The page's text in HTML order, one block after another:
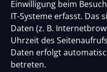
Einwilligung beim
IT-Systeme erfasst. Das
Daten (z. B.
Uhrzeit des
Daten erfolgt
betreten.